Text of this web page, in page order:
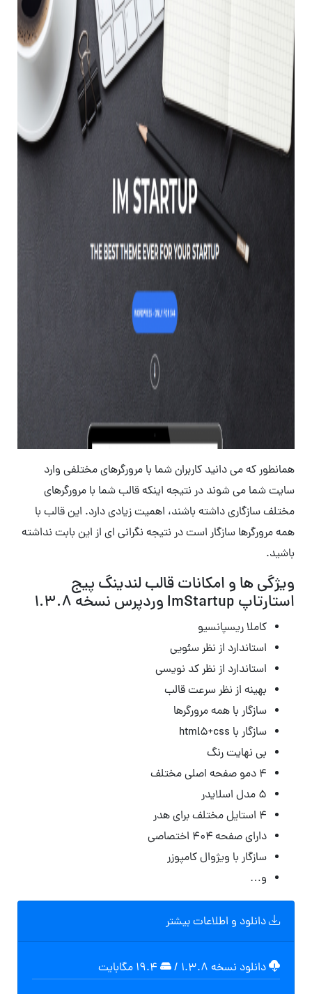
همانطور که می دانید کاربران شما با مرورگرهای مختلفی وارد
سایت شما می شوند در نتیجه اینکه قالب شما با مرورگرهای
مختلف سازگاری داشته باشند، اهمیت زیادی دارد. این قالب با
همه مرورگرها سازگار است در نتیجه نگرانی ای از این بابت نداشته
باشید.
ویژگی ها و امکانات قالب لندینگ پیج
استارتاپ ImStartup وردپرس نسخه 1.3.8
کاملا ریسپانسیو
استاندارد از نظر سئویی
استاندارد از نظر کد نویسی
بهینه از نظر سرعت قالب
سازگار با همه مرورگرها
سازگار با html5+css
بی نهایت رنگ
۴ دمو صفحه اصلی مختلف
۵ مدل اسلایدر
۴ استایل مختلف برای هدر
دارای صفحه ۴۰۴ اختصاصی
سازگار با ویژوال کامپوزر
و…
دانلود و اطلاعات بیشتر
دانلود نسخه ۱.۳.۸ /